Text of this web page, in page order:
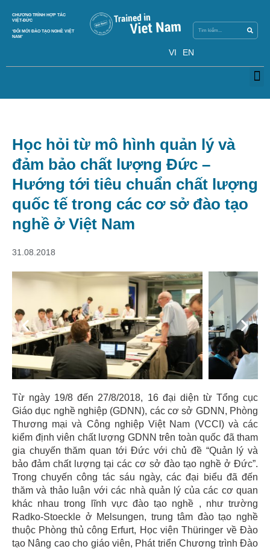
CHƯƠNG TRÌNH HỢP TÁC
VIỆT-ĐỨC
‘ĐỔI MỚI ĐÀO TẠO NGHỀ VIỆT
NAM’
VI EN
Học hỏi từ mô hình quản lý và
đảm bảo chất lượng Đức –
Hướng tới tiêu chuẩn chất lượng
quốc tế trong các cơ sở đào tạo
nghề ở Việt Nam
31.08.2018
Previous Next
Từ ngày 19/8 đến 27/8/2018, 16 đại diện từ Tổng cục
Giáo dục nghề nghiệp (GDNN), các cơ sở GDNN, Phòng
Thương mại và Công nghiệp Việt Nam (VCCI) và các
kiểm định viên chất lượng GDNN trên toàn quốc đã tham
gia chuyến thăm quan tới Đức với chủ đề “Quản lý và
bảo đảm chất lượng tại các cơ sở đào tạo nghề ở Đức”.
Trong chuyến công tác sáu ngày, các đại biểu đã đến
thăm và thảo luận với các nhà quản lý của các cơ quan
khác nhau trong lĩnh vực đào tạo nghề , như trường
Radko-Stoeckle ở Melsungen, trung tâm đào tạo nghề
thuộc Phòng thủ công Erfurt, Học viện Thüringer về Đào
tạo Nâng cao cho giáo viên, Phát triển Chương trình Đào